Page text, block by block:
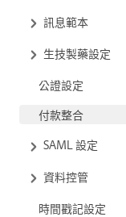
訊息範本
生技製藥設定
公證設定
付款整合
SAML 設定
資料控管
時間戳記設定